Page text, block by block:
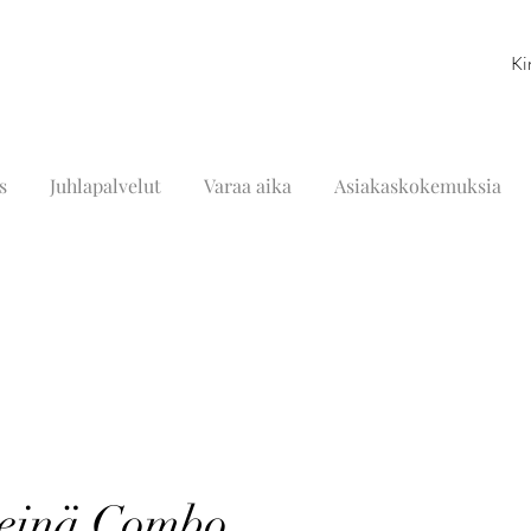
Juhlapalvelut Varaa aika Asiakaskokemuksia